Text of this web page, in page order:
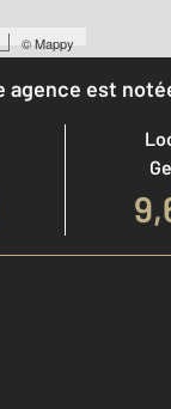
©Mappy
agence est